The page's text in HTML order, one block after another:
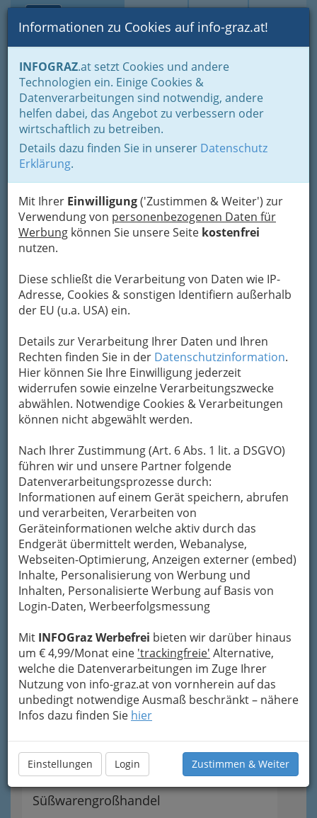
Suche Login Toggle
Informationen zu Cookies auf info-graz.at!
INFOGRAZ.at setzt Cookies und andere
Technologien ein. Einige Cookies &
Datenverarbeitungen sind notwendig, andere
helfen dabei, das Angebot zu verbessern oder
wirtschaftlich zu betreiben.
Details dazu finden Sie in unserer Datenschutz
Erklärung.
Mit Ihrer Einwilligung('Zustimmen & Weiter') zur
Verwendung von personenbezogenen Daten für
Werbung können Sie unsere Seite kostenfrei
nutzen.
Diese schließt die Verarbeitung von Daten wie IP-
Adresse, Cookies & sonstigen Identifiern außerhalb
der EU (u.a. USA) ein.
Details zur Verarbeitung Ihrer Daten und Ihren
Rechten finden Sie in der Datenschutzinformation.
Hier können Sie Ihre Einwilligung jederzeit
widerrufen sowie einzelne Verarbeitungszwecke
abwählen. Notwendige Cookies & Verarbeitungen
können nicht abgewählt werden.
Nach Ihrer Zustimmung (Art. 6 Abs. 1 lit. a DSGVO)
führen wir und unsere Partner folgende
Datenverarbeitungsprozesse durch:
Informationen auf einem Gerät speichern, abrufen
und verarbeiten, Verarbeiten von
Geräteinformationen welche aktiv durch das
Endgerät übermittelt werden, Webanalyse,
Webseiten-Optimierung, Anzeigen externer (embed)
Inhalte, Personalisierung von Werbung und
Inhalten, Personalisierte Werbung auf Basis von
Login-Daten, Werbeerfolgsmessung
Mit INFOGraz Werbefrei bieten wir darüber hinaus
um € 4,99/Monat eine 'trackingfreie' Alternative,
welche die Datenverarbeitungen im Zuge Ihrer
Nutzung von info-graz.at von vornherein auf das
unbedingt notwendige Ausmaß beschränkt – nähere
Infos dazu finden Sie hier
Einstellungen Login Zustimmen & Weiter
Home Branchen
Einkaufen & Schenken - der Handel
Handel in Graz
Großhandel
Lebensmittelgroßhandel
Lebensmittelgroßhandel
Friedrich Hohl
Reininghausstraße 59, 8020 Graz
Karte
Adresse mit Google Maps anschauen
Navigation
Lebensmittelgroßhandel
Obst- und Gemüsegroßhandel
Südfrüchtegroßhandel
Süßwarengroßhandel